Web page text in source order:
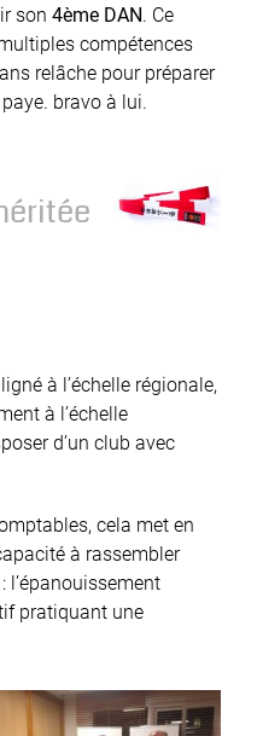
son 4ème DAN. Ce
compétences
relâche pour préparer
bravo à lui.
à l’échelle régionale,
à l’échelle
d’un club avec
cela met en
à rassembler
l’épanouissement
pratiquant une